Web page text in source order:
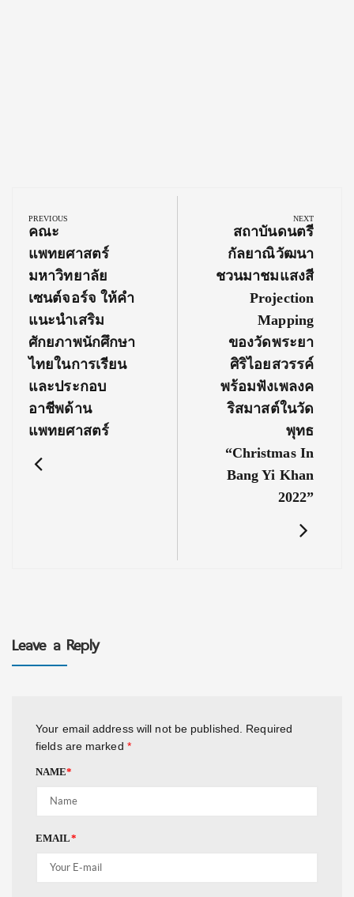
navigation
PREVIOUS
Previous
Post:
คณะ
แพทยศาสตร์
มหาวิทยาลัย
เซนต์จอร์จ ให้คำ
แนะนำเสริม
ศักยภาพนักศึกษา
ไทยในการเรียน
และประกอบ
อาชีพด้าน
แพทยศาสตร์
NEXT
Next
Post:
สถาบันดนตรี
กัลยาณิวัฒนา
ชวนมาชมแสงสี
Projection
Mapping
ของวัดพระยา
ศิริไอยสวรรค์
พร้อมฟังเพลงค
ริสมาสต์ในวัด
พุทธ
“Christmas In
Bang Yi Khan
2022”
Leave a Reply
Your email address will not be published.
Required
fields are marked *
NAME*
EMAIL*